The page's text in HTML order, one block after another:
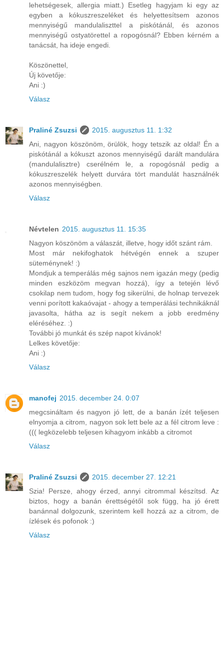
lehetségesek, allergia miatt.) Esetleg hagyjam ki egy az
egyben a kókuszreszeléket és helyettesítsem azonos
mennyiségű mandulaliszttel a piskótánál, és azonos
mennyiségű ostyatörettel a ropogósnál? Ebben kérném a
tanácsát, ha ideje engedi.
Köszönettel,
Új követője:
Ani :)
Válasz
Praliné Zsuzsi
2015. augusztus 11. 1:32
Ani, nagyon köszönöm, örülök, hogy tetszik az oldal! Én a
piskótánál a kókuszt azonos mennyiségű darált mandulára
(mandulalisztre) cserélném le, a ropogósnál pedig a
kókuszreszelék helyett durvára tört mandulát használnék
azonos mennyiségben.
Válasz
Névtelen 2015. augusztus 11. 15:35
Nagyon köszönöm a válaszát, illetve, hogy időt szánt rám.
Most már nekifoghatok hétvégén ennek a szuper
süteménynek! :)
Mondjuk a temperálás még sajnos nem igazán megy (pedig
minden eszközöm megvan hozzá), így a tetején lévő
csokilap nem tudom, hogy fog sikerülni, de holnap tervezek
venni porított kakaóvajat - ahogy a temperálási technikáknál
javasolta, hátha az is segít nekem a jobb eredmény
eléréséhez. :)
További jó munkát és szép napot kívánok!
Lelkes követője:
Ani :)
Válasz
manofej 2015. december 24. 0:07
megcsináltam és nagyon jó lett, de a banán ízét teljesen
elnyomja a citrom, nagyon sok lett bele az a fél citrom leve :
((( legközelebb teljesen kihagyom inkább a citromot
Válasz
Praliné Zsuzsi
2015. december 27. 12:21
Szia! Persze, ahogy érzed, annyi citrommal készítsd. Az
biztos, hogy a banán érettségétől sok függ, ha jó érett
banánnal dolgozunk, szerintem kell hozzá az a citrom, de
ízlések és pofonok :)
Válasz